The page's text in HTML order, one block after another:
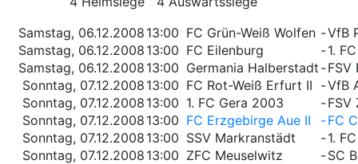
Samstag, 06.12.2008 13:00 FC Grün-Weiß Wolfen -VfB
Samstag, 06.12.2008 13:00 FC Eilenburg -1.
Samstag, 06.12.2008 13:00 Germania Halberstadt -FSV
Sonntag, 07.12.2008 13:00 FC Rot-Weiß Erfurt II -VfB
Sonntag, 07.12.2008 13:00 1. FC Gera 2003 -FSV
Sonntag, 07.12.2008 13:00 FC Erzgebirge Aue II -FC
Sonntag, 07.12.2008 13:00 SSV Markranstädt -1.
Sonntag, 07.12.2008 13:00 ZFC Meuselwitz -SC